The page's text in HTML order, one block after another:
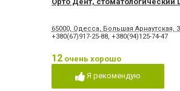
65000, Одесса, Большая Арнаутская,
+380(67)917-25-88, +380(94)125-74-47
12 очень хорошо
Я рекомендую